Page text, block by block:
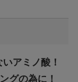
アミノ酸！
グの為に！